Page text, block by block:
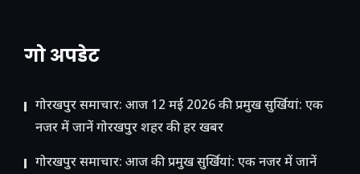
गो अपडेट
गोरखपुर समाचार: आज 12 मई 2026 की प्रमुख सुर्खियां: एक
नजर में जानें गोरखपुर शहर की हर खबर
गोरखपुर समाचार: आज की प्रमुख सुर्खियां: एक नजर में जानें